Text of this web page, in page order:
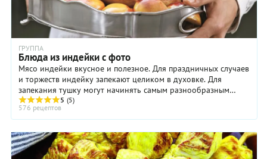
ГРУППА
Блюда из индейки с фото
Мясо индейки вкусное и полезное. Для праздничных случаев
и торжеств индейку запекают целиком в духовке. Для
запекания тушку могут начинять самым разнообразным
фаршем, используя свежие овощи и специи. ...
5 (5)
576 рецептов